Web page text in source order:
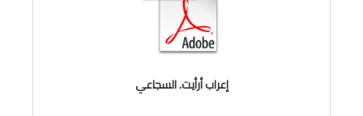
إعراب أرأيت. السجاعي